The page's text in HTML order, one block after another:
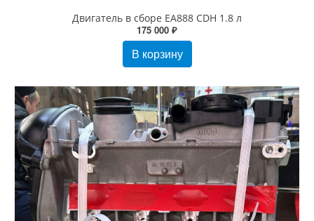
Двигатель в сборе EA888 CDH 1.8 л
175 000 ₽
В корзину